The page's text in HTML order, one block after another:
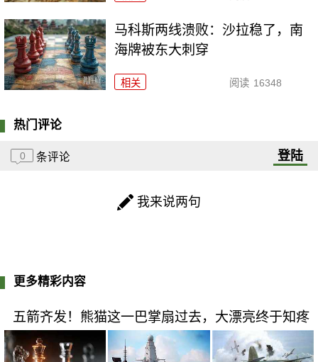
马科斯两线溃败：沙拉稳了，南
海牌被东大刺穿
相关 阅读 16348
热门评论
0 条评论 登陆
我来说两句
更多精彩内容
五箭齐发！熊猫这一巴掌扇过去，大漂亮终于知疼